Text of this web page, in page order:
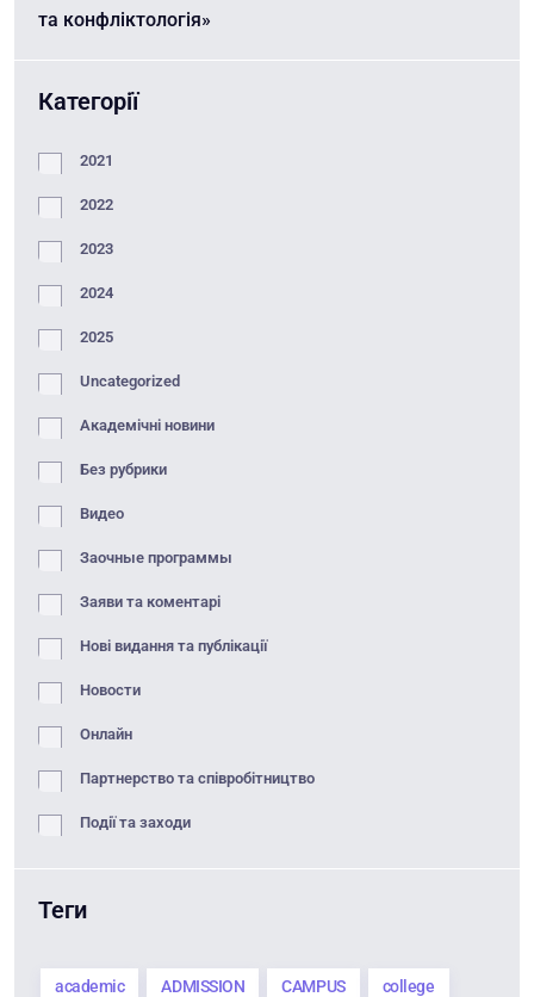
та конфліктологія»
Категорії
2021
2022
2023
2024
2025
Uncategorized
Академічні новини
Без рубрики
Видео
Заочные программы
Заяви та коментарі
Нові видання та публікації
Новости
Онлайн
Партнерство та співробітництво
Події та заходи
Теги
academic ADMISSION CAMPUS college